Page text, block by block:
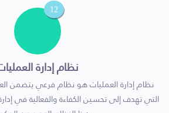
12
نظام إدارة
نظام إدارة العمليات هو نظام فرعي يتضمن
التي تهدف إلى تحسين الكفاءة والفعالية في